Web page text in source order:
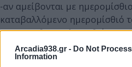
Arcadia938.gr - Do Not
Information
-αν αμείβονται με
καταβαλλόμενο ημερομίσθιό
75% που θα υπολογισθεί στο
τους για όσες ώρες
Στην περίπτωση που οι